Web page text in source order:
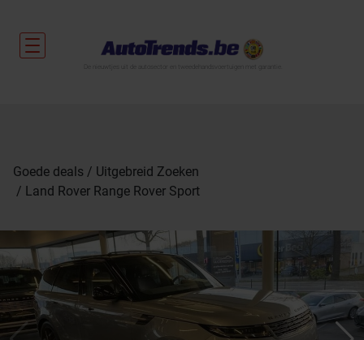
Goede deals
Uitgebreid Zoeken
Land Rover Range Rover Sport